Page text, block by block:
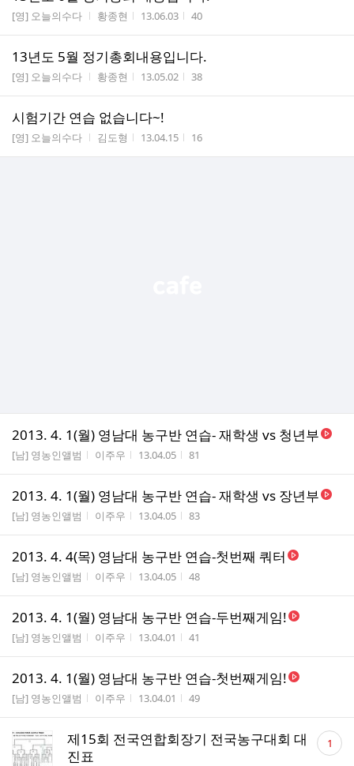
게시판명
[영] 오늘의수다 작성자
황종현 작성시간
13.06.03 조회수
40
13년도 5월 정기총회내용입니다.
게시판명
[영] 오늘의수다 작성자
황종현 작성시간
13.05.02 조회수
38
시험기간 연습 없습니다~!
게시판명
[영] 오늘의수다 작성자
김도형 작성시간
13.04.15 조회수
16
2013. 4. 1(월) 영남대 농구반 연습- 재학생 vs 청년부
게시판명
[남] 영농인앨범 작성자
이주우 작성시간
13.04.05 조회수
81
2013. 4. 1(월) 영남대 농구반 연습- 재학생 vs 장년부
게시판명
[남] 영농인앨범 작성자
이주우 작성시간
13.04.05 조회수
83
2013. 4. 4(목) 영남대 농구반 연습-첫번째 쿼터
게시판명
[남] 영농인앨범 작성자
이주우 작성시간
13.04.05 조회수
48
2013. 4. 1(월) 영남대 농구반 연습-두번째게임!
게시판명
[남] 영농인앨범 작성자
이주우 작성시간
13.04.01 조회수
41
2013. 4. 1(월) 영남대 농구반 연습-첫번째게임!
게시판명
[남] 영농인앨범 작성자
이주우 작성시간
13.04.01 조회수
49
제15회 전국연합회장기 전국농구대회 대
진표
댓
글 1